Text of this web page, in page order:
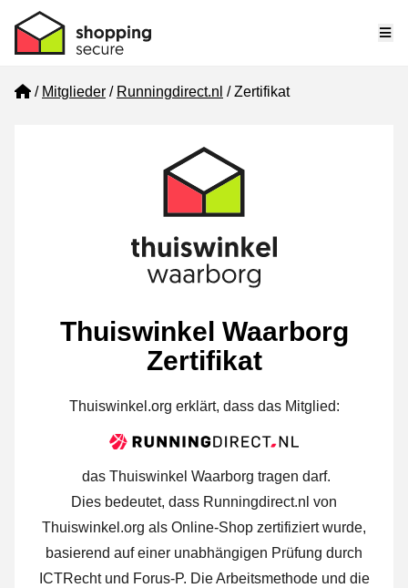
Home
Mitglieder Runningdirect.nl Zertifikat
Thuiswinkel Waarborg
Zertifikat
Thuiswinkel.org erklärt, dass das Mitglied:
das Thuiswinkel Waarborg tragen darf.
Dies bedeutet, dass Runningdirect.nl von
Thuiswinkel.org als Online-Shop zertifiziert wurde,
basierend auf einer unabhängigen Prüfung durch
ICTRecht und Forus-P. Die Arbeitsmethode und die